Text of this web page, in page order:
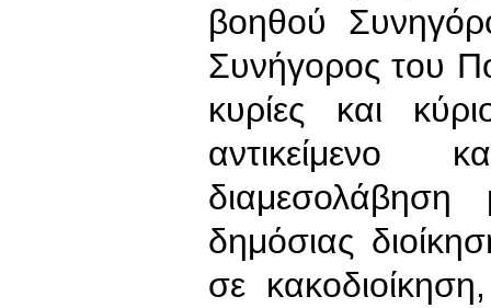
βοηθού
Συνήγορος του
κυρίες και
δημόσιας
σε